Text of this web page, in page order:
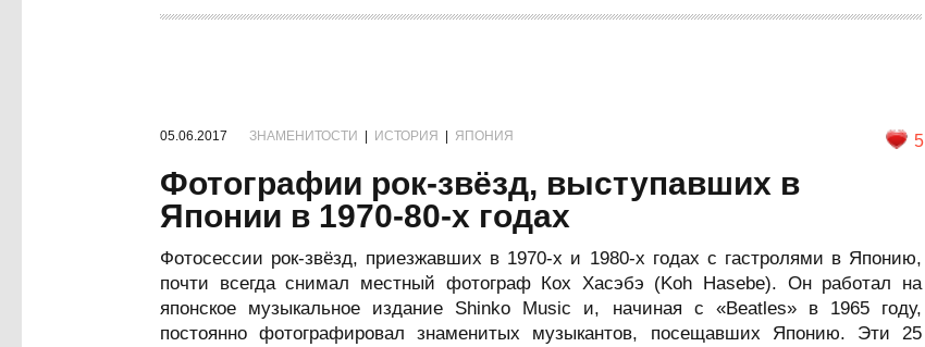
05.06.2017 ЗНАМЕНИТОСТИ ИСТОРИЯ ЯПОНИЯ 5
Фотографии рок-звёзд, выступавших в
Японии в 1970-80-х годах
Фотосессии рок-звёзд, приезжавших в 1970-х и 1980-х годах с гастролями в Японию,
почти всегда снимал местный фотограф Кох Хасэбэ (Koh Hasebe). Он работал на
японское музыкальное издание Shinko Music и, начиная с «Beatles» в 1965 году,
постоянно фотографировал знаменитых музыкантов, посещавших Японию. Эти 25